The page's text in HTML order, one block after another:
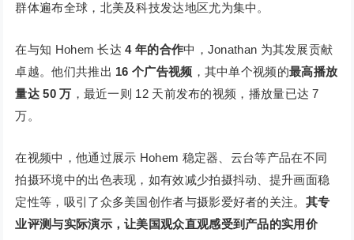
群体遍布全球，北美及科技发达地区尤为集中。
在与知 Hohem 长达4 年的合作中，Jonathan 为其发展贡献
卓越。他们共推出 16 个广告视频 ，其中单个视频的最高播放
量达 50 万 ，最近一则 12 天前发布的视频，播放量已达 7
万。
在视频中，他通过展示 Hohem 稳定器、云台等产品在不同
拍摄环境中的出色表现，如有效减少拍摄抖动、提升画面稳
定性等，吸引了众多美国创作者与摄影爱好者的关注。 其专
业评测与实际演示，让美国观众直观感受到产品的实用价